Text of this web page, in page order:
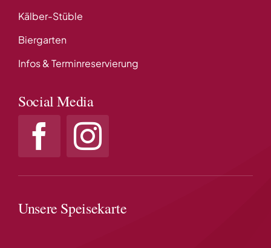
Kälber-Stüble
Biergarten
Infos & Terminreservierung
Social Media
Unsere Speisekarte